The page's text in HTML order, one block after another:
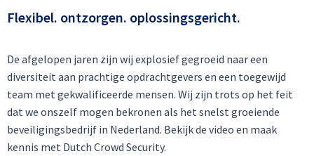
Flexibel. ontzorgen. oplossingsgericht.
De afgelopen jaren zijn wij explosief gegroeid naar een
diversiteit aan prachtige opdrachtgevers en een toegewijd
team met gekwalificeerde mensen. Wij zijn trots op het feit
dat we onszelf mogen bekronen als het snelst groeiende
beveiligingsbedrijf in Nederland. Bekijk de video en maak
kennis met Dutch Crowd Security.